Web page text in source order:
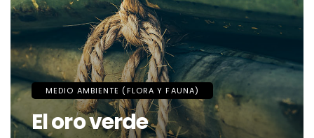
MEDIO AMBIENTE (FLORA Y FAUNA)
El oro verde